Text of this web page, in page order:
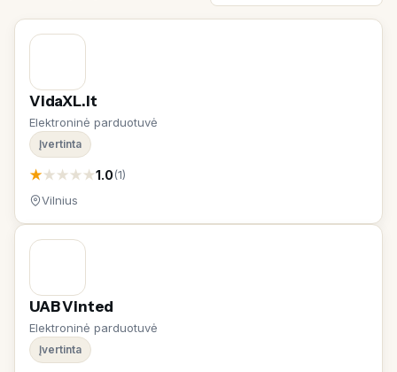
VidaXL.lt
Elektroninė parduotuvė
Įvertinta
★★★★★1.0(1)
Vilnius
UAB Vinted
Elektroninė parduotuvė
Įvertinta